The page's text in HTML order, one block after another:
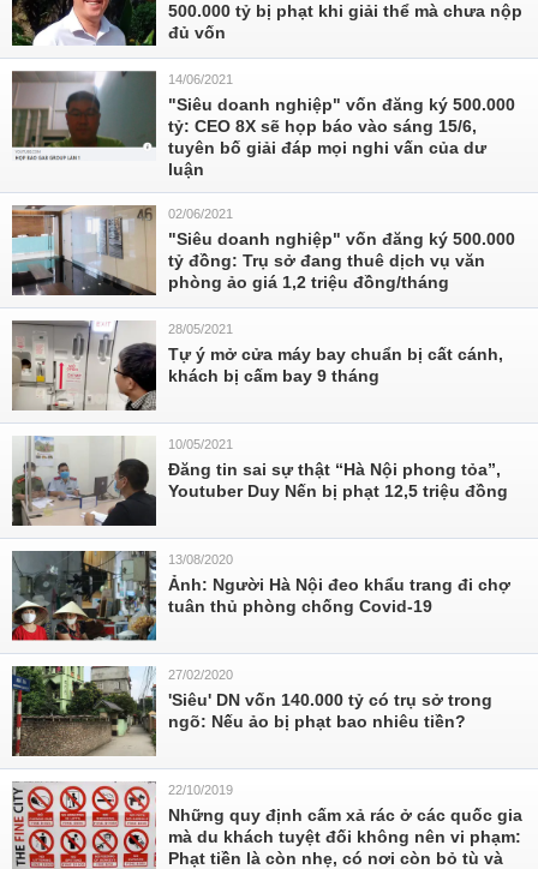
500.000 tỷ bị phạt khi giải thể mà chưa nộp
đủ vốn
14/06/2021
"Siêu doanh nghiệp" vốn đăng ký 500.000
tỷ: CEO 8X sẽ họp báo vào sáng 15/6,
tuyên bố giải đáp mọi nghi vấn của dư
luận
02/06/2021
"Siêu doanh nghiệp" vốn đăng ký 500.000
tỷ đồng: Trụ sở đang thuê dịch vụ văn
phòng ảo giá 1,2 triệu đồng/tháng
28/05/2021
Tự ý mở cửa máy bay chuẩn bị cất cánh,
khách bị cấm bay 9 tháng
10/05/2021
Đăng tin sai sự thật “Hà Nội phong tỏa”,
Youtuber Duy Nến bị phạt 12,5 triệu đồng
13/08/2020
Ảnh: Người Hà Nội đeo khẩu trang đi chợ
tuân thủ phòng chống Covid-19
27/02/2020
'Siêu' DN vốn 140.000 tỷ có trụ sở trong
ngõ: Nếu ảo bị phạt bao nhiêu tiền? ​
22/10/2019
Những quy định cấm xả rác ở các quốc gia
mà du khách tuyệt đối không nên vi phạm:
Phạt tiền là còn nhẹ, có nơi còn bỏ tù và